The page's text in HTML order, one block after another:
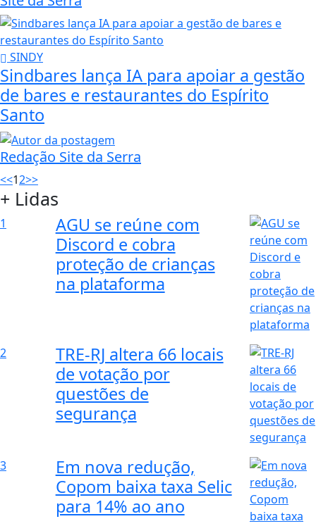
SINDY
Sindbares lança IA para apoiar a gestão
de bares e restaurantes do Espírito
Santo
Redação Site da Serra
<<12>>
+ Lidas
1
AGU se reúne com
Discord e cobra
proteção de crianças
na plataforma
2
TRE-RJ altera 66 locais
de votação por
questões de
segurança
3
Em nova redução,
Copom baixa taxa Selic
para 14% ao ano